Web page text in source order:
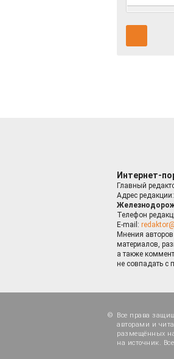
Интернет-
Главный
Адрес редакции:
Телефон
E-mail:
Мнения авторов
материалов,
а также
не совпадать с
Все права
авторами и
размещённых на
на источник.